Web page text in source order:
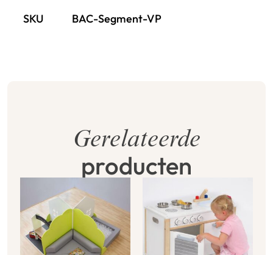
SKU BAC-Segment-VP
Gerelateerde
producten